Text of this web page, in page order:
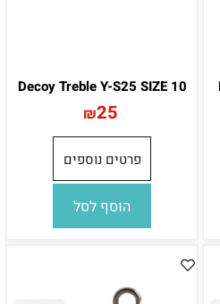
Decoy Treble Y-S25 SIZE 10
₪25
פרטים נוספים
הוסף לסל